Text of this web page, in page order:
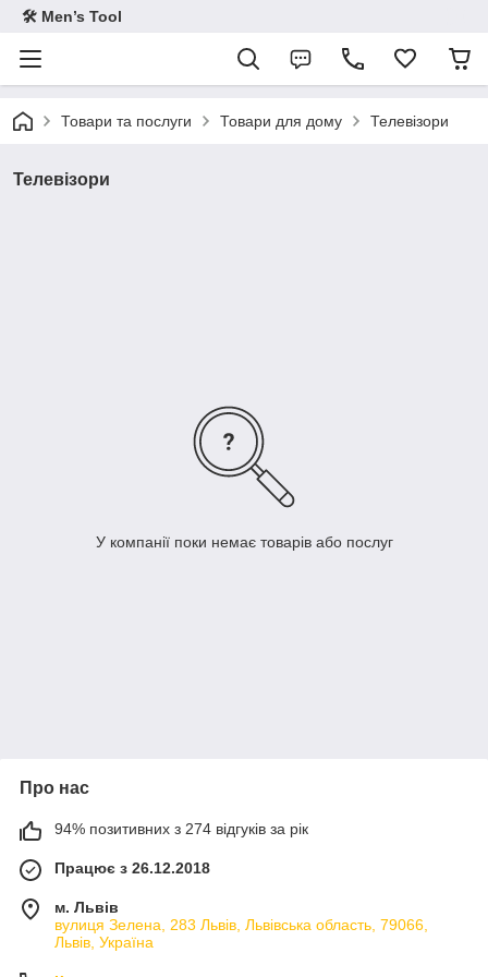
🛠 Men’s Tool
Товари та послуги Товари для дому Телевізори
Телевізори
У компанії поки немає товарів або послуг
Про нас
94% позитивних з 274 відгуків за рік
Працює з 26.12.2018
м. Львів
вулиця Зелена, 283 Львів, Львівська область, 79066,
Львів, Україна